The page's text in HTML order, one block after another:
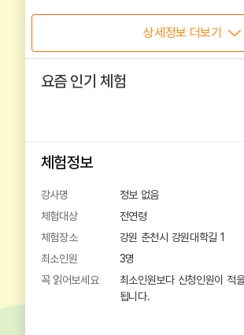
상세정보 더보기
요즘 인기 체험
체험정보
강사명
정보 없음
체험대상
전연령
체험장소
강원 춘천시 강원대학길 1
최소인원
3명
꼭 읽어보세요
최소인원보다 신청인원이 적
됩니다.